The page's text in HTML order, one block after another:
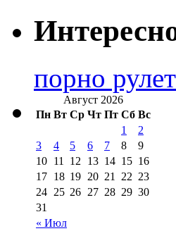
порно
Август 2026
Пн Вт Ср Чт Пт Сб Вс
« Июл
1
2
3
4 5 6 7 8
9
10 11 12 13 14 15 16
17 18 19 20 21 22 23
24 25 26 27 28 29 30
31